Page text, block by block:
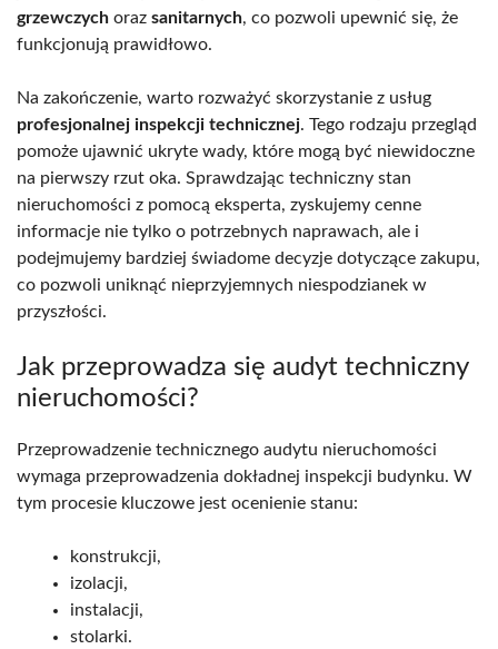
grzewczych oraz sanitarnych, co pozwoli upewnić się, że
funkcjonują prawidłowo.
Na zakończenie, warto rozważyć skorzystanie z usług
profesjonalnej inspekcji technicznej. Tego rodzaju przegląd
pomoże ujawnić ukryte wady, które mogą być niewidoczne
na pierwszy rzut oka. Sprawdzając techniczny stan
nieruchomości z pomocą eksperta, zyskujemy cenne
informacje nie tylko o potrzebnych naprawach, ale i
podejmujemy bardziej świadome decyzje dotyczące zakupu,
co pozwoli uniknąć nieprzyjemnych niespodzianek w
przyszłości.
Jak przeprowadza się audyt techniczny
nieruchomości?
Przeprowadzenie technicznego audytu nieruchomości
wymaga przeprowadzenia dokładnej inspekcji budynku. W
tym procesie kluczowe jest ocenienie stanu:
konstrukcji,
izolacji,
instalacji,
stolarki.